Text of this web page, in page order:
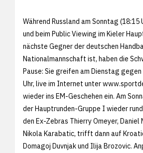
Während Russland am Sonntag (18:15
und beim Public Viewing im Kieler
nächste Gegner der deutschen
Nationalmannschaft ist, haben die
Pause: Sie greifen am Dienstag
Uhr, live im Internet unter
wieder ins EM-Geschehen ein. Am
der Hauptrunden-Gruppe I wieder
den Ex-Zebras Thierry Omeyer, Daniel
Nikola Karabatic, trifft dann auf
Domagoj Duvnjak und Ilija Brozovic.